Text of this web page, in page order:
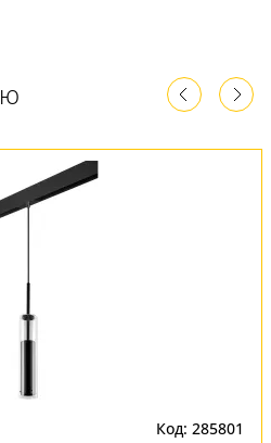
Код: 285801